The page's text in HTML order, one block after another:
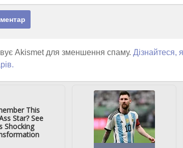
Akismet для зменшення спаму. Дізнайтеся,